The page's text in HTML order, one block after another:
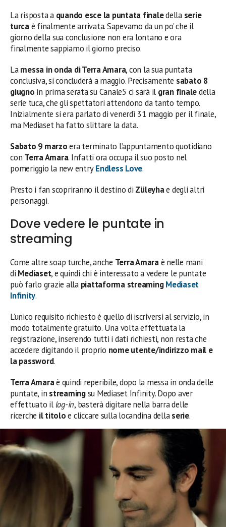
La risposta a quando esce la puntata finaledella serie
turcaè finalmente arrivata. Sapevamo da un po’ che il
giorno della sua conclusione non era lontano e ora
finalmente sappiamo il giorno preciso.
Lamessa in onda di Terra Amara, con la sua puntata
conclusiva, si concluderà a maggio. Precisamente sabato 8
giugno in prima serata su Canale5 ci sarà il gran finaledella
serie tuca, che gli spettatori attendono da tanto tempo.
Inizialmente si era parlato di venerdì 31 maggio per il finale,
ma Mediaset ha fatto slittare la data.
Sabato 9 marzoera terminato l’appuntamento quotidiano
con Terra Amara. Infatti ora occupa il suo posto nel
pomeriggio la new entry Endless Love.
Presto i fan scopriranno il destino di Züleyhae degli altri
personaggi.
Dove vedere le puntate in
streaming
Come altre soap turche, anche Terra Amaraè nelle mani
di Mediaset, e quindi chi è interessato a vedere le puntate
può farlo grazie alla piattaforma streamingMediaset
Infinity.
L’unico requisito richiesto è quello di iscriversi al servizio, in
modo totalmente gratuito. Una volta effettuata la
registrazione, inserendo tutti i dati richiesti, non resta che
accedere digitando il proprio nome utente/indirizzo mail e
la password.
Terra Amaraè quindi reperibile, dopo la messa in onda delle
puntate, in streamingsu Mediaset Infinity. Dopo aver
effettuato illog-in, basterà digitare nella barra delle
ricerche il titoloe cliccare sulla locandina dellaserie.